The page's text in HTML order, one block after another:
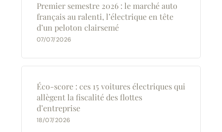
Premier semestre 2026 : le marché auto
français au ralenti, l’électrique en tête
d’un peloton clairsemé
07/07/2026
Éco-score : ces 15 voitures électriques qui
allègent la fiscalité des flottes
d’entreprise
18/07/2026